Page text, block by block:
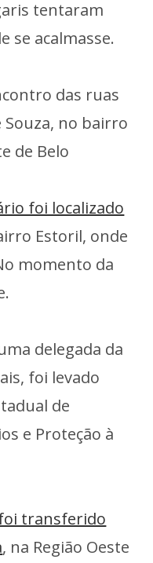
tentaram
se acalmasse.
das ruas
Souza, no bairro
de Belo
foi localizado
Estoril, onde
momento da
delegada da
foi levado
de
e Proteção à
transferido
, na Região Oeste